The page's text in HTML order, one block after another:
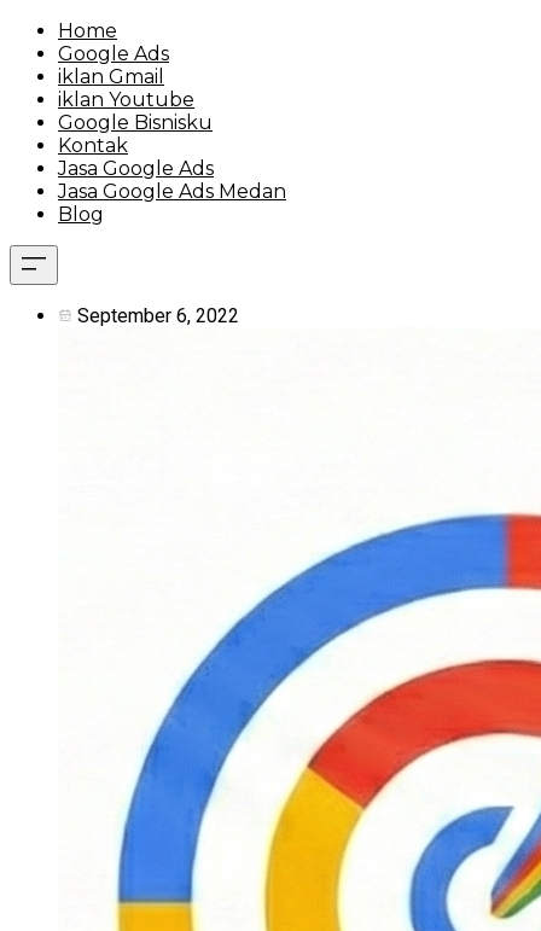
Home
Google Ads
iklan Gmail
iklan Youtube
Google Bisnisku
Kontak
Jasa Google Ads
Jasa Google Ads Medan
Blog
September 6, 2022